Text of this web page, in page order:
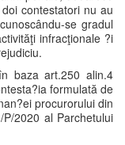
contestatori nu au
se gradul
infracţionale ?i
baza art.250 alin.4
formulată de
procurorului din
2020 al Parchetului